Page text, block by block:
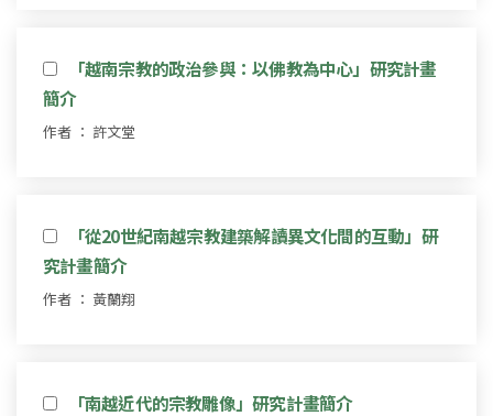
「越南宗教的政治參與：以佛教為中心」研究計畫
簡介
作者 ： 許文堂
「從20世紀南越宗教建築解讀異文化間的互動」研
究計畫簡介
作者 ： 黃蘭翔
「南越近代的宗教雕像」研究計畫簡介